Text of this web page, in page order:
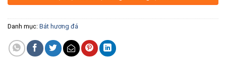
Danh mục: Bát hương đá